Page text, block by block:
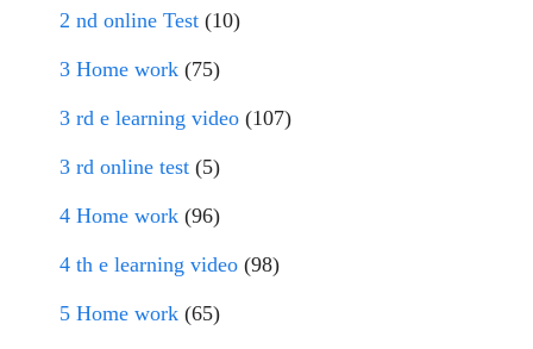
2 nd online Test (10)
3 Home work (75)
3 rd e learning video (107)
3 rd online test (5)
4 Home work (96)
4 th e learning video (98)
5 Home work (65)